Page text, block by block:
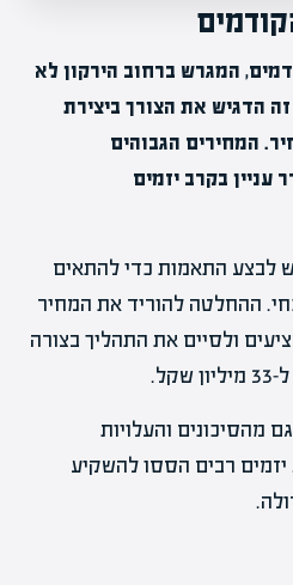
המגרש ברחוב הירקון לא
הדגיש את הצורך ביצירת
המחירים הגבוהים
עניין בקרב יזמים
לבצע התאמות כדי להתאים
ההחלטה להוריד את המחיר
מציעים ולסיים את התהליך בצורה
מהסיכונים והעלויות
יזמים רבים הססו להשקיע